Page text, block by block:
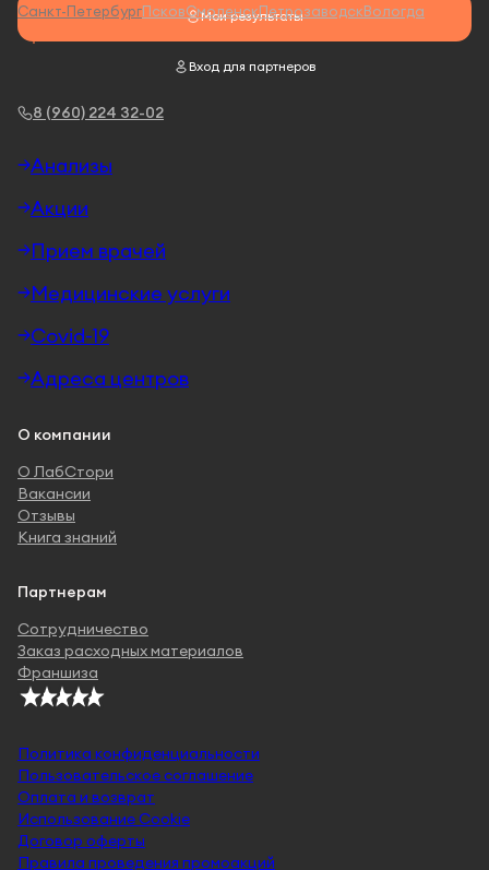
8 (960) 224 32-02
Мои результаты
Вход для партнеров
Санкт-ПетербургПсковСмоленскПетрозаводскВологда
Анализы
Акции
Прием врачей
Медицинские услуги
Covid-19
Адреса центров
О компании
О ЛабСтори
Вакансии
Отзывы
Книга знаний
Партнерам
Сотрудничество
Заказ расходных материалов
Франшиза
Политика конфиденциальности
Пользовательское соглашение
Оплата и возврат
Использование Cookie
Договор оферты
Правила проведения промоакций